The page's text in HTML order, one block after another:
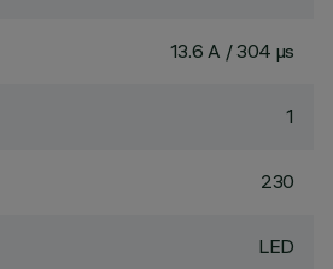
13.6 A / 304 µs
1
230
LED